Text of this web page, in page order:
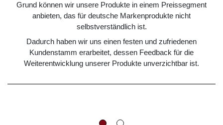
Grund können wir unsere Produkte in einem Preissegment
anbieten, das für deutsche Markenprodukte nicht
selbstverständlich ist.
Dadurch haben wir uns einen festen und zufriedenen
Kundenstamm erarbeitet, dessen Feedback für die
Weiterentwicklung unserer Produkte unverzichtbar ist.